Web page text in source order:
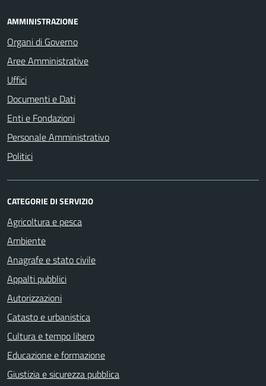
AMMINISTRAZIONE
Organi di Governo
Aree Amministrative
Uffici
Documenti e Dati
Enti e Fondazioni
Personale Amministrativo
Politici
CATEGORIE DI SERVIZIO
Agricoltura e pesca
Ambiente
Anagrafe e stato civile
Appalti pubblici
Autorizzazioni
Catasto e urbanistica
Cultura e tempo libero
Educazione e formazione
Giustizia e sicurezza pubblica